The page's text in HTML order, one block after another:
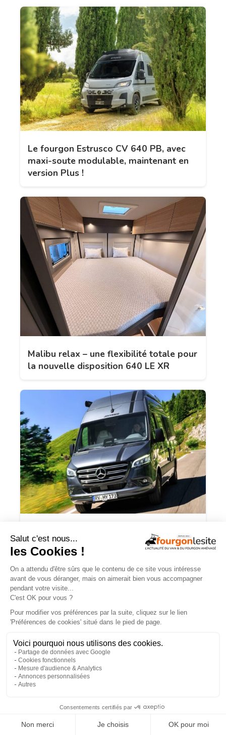
Le fourgon Estrusco CV 640 PB, avec
maxi-soute modulable, maintenant en
version Plus !
Malibu relax – une flexibilité totale pour
la nouvelle disposition 640 LE XR
Routeur 5G, autonomie renforcée :
présentation de l’Hymer Grand Canyon
S Xperience